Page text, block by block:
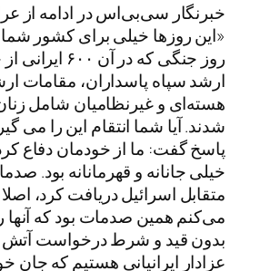
خبرنگار سی‌بی‌اس در ادامه از
روز جنگی که در
ارشد سپاه پاسداران، مقامات
هسته‌ای و غیرنظامیان شامل
شدند. آیا شما انتقام این را می
پاسخ گفت: ما از خودمان دفاع
خیلی جانانه و قهرمانانه بود.
متقابل اسرائیل دریافت کرد،
می‌کنم همین صدمات بود که آنها
بدون قید و شرط درخواست آتش
عزادار ایرانیانی هستیم که جان